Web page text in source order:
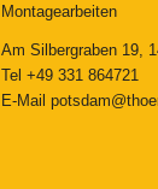
Montagearbeiten
Am Silbergraben 19,
Tel +49 331 864721
E-Mail